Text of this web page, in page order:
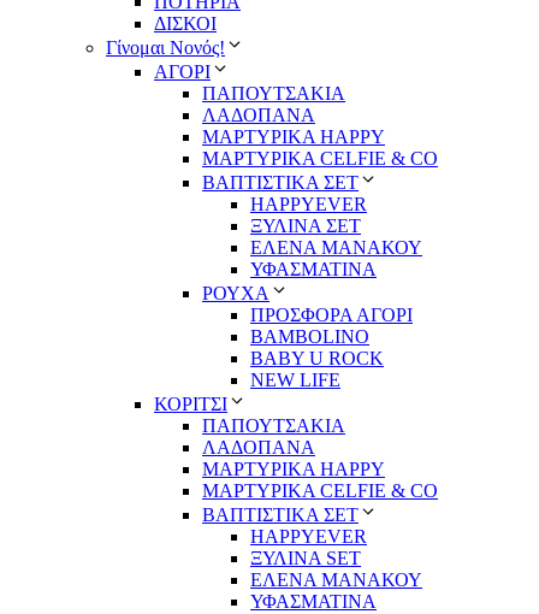
ΔΙΣΚΟΙ
Γίνομαι Νονός!
ΑΓΟΡΙ
ΠΑΠΟΥΤΣΑΚΙΑ
ΛΑΔΟΠΑΝΑ
ΜΑΡΤΥΡΙΚΑ HAPPY
ΜΑΡΤΥΡΙΚΑ CELFIE & CO
ΒΑΠΤΙΣΤΙΚΑ ΣΕΤ
HAPPYEVER
ΞΥΛΙΝΑ ΣΕΤ
ΕΛΕΝΑ ΜΑΝΑΚΟΥ
ΥΦΑΣΜΑΤΙΝΑ
ΡΟΥΧΑ
ΠΡΟΣΦΟΡΑ ΑΓΟΡΙ
BAMBOLINO
BABY U ROCK
NEW LIFE
ΚΟΡΙΤΣΙ
ΠΑΠΟΥΤΣΑΚΙΑ
ΛΑΔΟΠΑΝΑ
ΜΑΡΤΥΡΙΚΑ HAPPY
ΜΑΡΤΥΡΙΚΑ CELFIE & CO
ΒΑΠΤΙΣΤΙΚΑ ΣΕΤ
HAPPYEVER
ΞΥΛΙΝΑ SET
ΕΛΕΝΑ ΜΑΝΑΚΟΥ
ΥΦΑΣΜΑΤΙΝΑ